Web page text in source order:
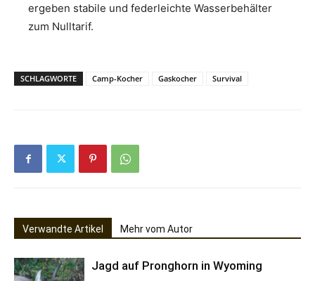
ergeben stabile und federleichte Wasserbehälter
zum Nulltarif.
SCHLAGWORTE Camp-Kocher Gaskocher Survival
Verwandte Artikel Mehr vom Autor
Jagd auf Pronghorn in Wyoming